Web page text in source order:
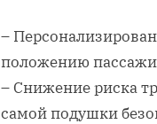
–
положению
– Снижение риска
самой подушки